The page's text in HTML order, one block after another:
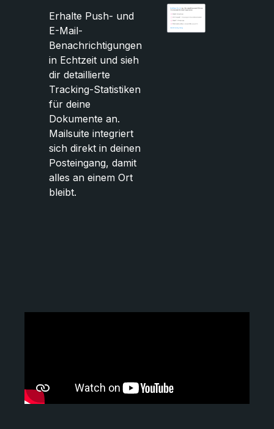
Erhalte Push- und
E-Mail-
Benachrichtigungen
in Echtzeit und sieh
dir detaillierte
Tracking-Statistiken
für deine
Dokumente an.
Mailsuite integriert
sich direkt in deinen
Posteingang, damit
alles an einem Ort
bleibt.